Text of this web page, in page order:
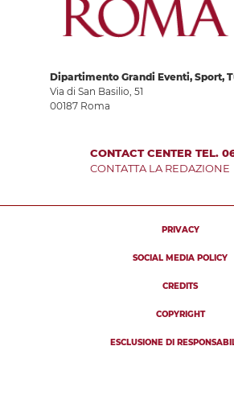
Dipartimento Grandi Eventi, Sport,
Via di San Basilio, 51
00187 Roma
CONTACT CENTER TEL.
CONTATTA LA REDAZIONE
PRIVACY
SOCIAL MEDIA POLICY
CREDITS
COPYRIGHT
ESCLUSIONE DI